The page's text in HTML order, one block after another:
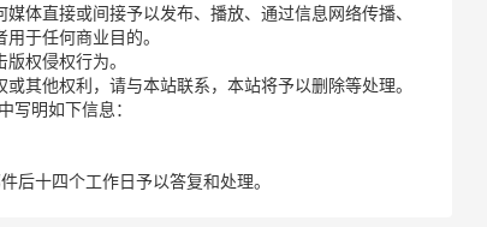
体直接或间接予以发布、播放、通过信息网络传播、
于任何商业目的。
权侵权行为。
其他权利，请与本站联系，本站将予以删除等处理。
写明如下信息：
后十四个工作日予以答复和处理。